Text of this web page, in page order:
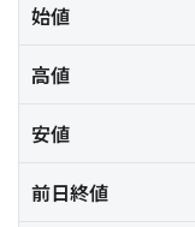
始値
高値
安値
前日終値